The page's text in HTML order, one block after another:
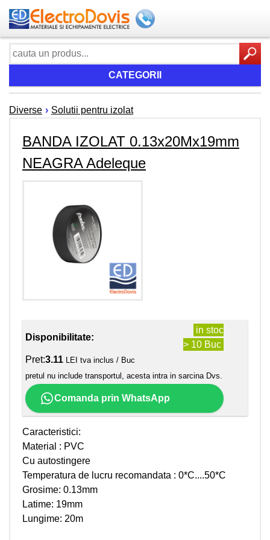
CATEGORII
Diverse › Solutii pentru izolat
BANDA IZOLAT 0.13x20Mx19mm
NEAGRA Adeleque
Disponibilitate:
in stoc
> 10 Buc
Pret:3.11 LEI tva inclus / Buc
pretul nu include transportul, acesta intra in sarcina Dvs.
Comanda prin WhatsApp
Caracteristici:
Material : PVC
Cu autostingere
Temperatura de lucru recomandata : 0*C....50*C
Grosime: 0.13mm
Latime: 19mm
Lungime: 20m